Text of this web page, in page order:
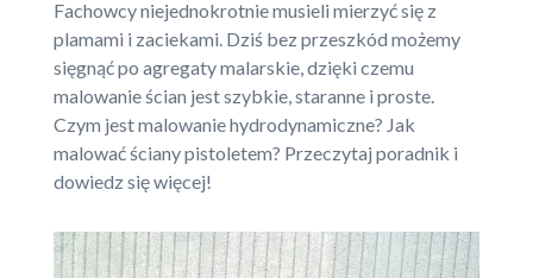
Fachowcy niejednokrotnie musieli mierzyć się z
plamami i zaciekami. Dziś bez przeszkód możemy
sięgnąć po agregaty malarskie, dzięki czemu
malowanie ścian jest szybkie, staranne i proste.
Czym jest malowanie hydrodynamiczne? Jak
malować ściany pistoletem? Przeczytaj poradnik i
dowiedz się więcej!